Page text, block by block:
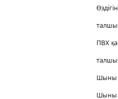
ПВХ
Шыны
Шыны